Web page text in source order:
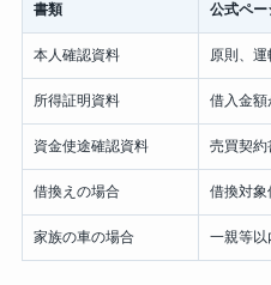
書類 公式ペー
本人確認資料 原則、
所得証明資料 借入金
資金使途確認資料 売買契約
借換えの場合 借換対象
家族の車の場合 一親等以